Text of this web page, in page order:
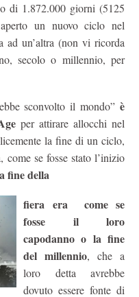
di 1.872.000 giorni (5125
un nuovo ciclo nel
ad un’altra (non vi ricorda
secolo o millennio, per
sconvolto il mondo” è
per attirare allocchi nel
la fine di un ciclo,
come se fosse stato l’inizio
fine della
fiera era come se
fosse il loro
capodanno o la fine
del millennio, che a
loro detta avrebbe
dovuto essere fonte di